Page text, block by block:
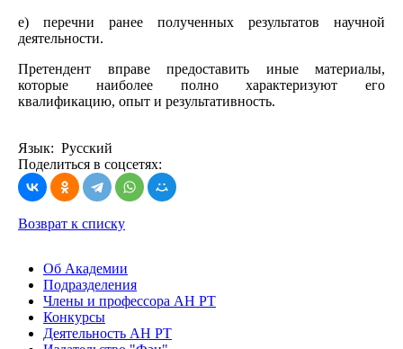
е) перечни ранее полученных результатов научной
деятельности.
Претендент вправе предоставить иные материалы,
которые наиболее полно характеризуют его
квалификацию, опыт и результативность.
Язык: Русский
Поделиться в соцсетях:
Возврат к списку
Об Академии
Подразделения
Члены и профессора АН РТ
Конкурсы
Деятельность АН РТ